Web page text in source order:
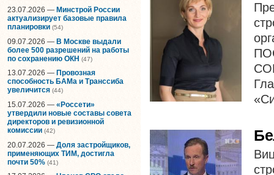
23.07.2026 — Минстрой России
актуализирует базовые правила
планировки (54)
09.07.2026 — В Москве выдали
более 500 разрешений на работы
по сохранению ОКН (47)
13.07.2026 — Провозная
способность БАМа и Транссиба
увеличится (44)
15.07.2026 — «Россети»
утвердили новые составы совета
директоров и ревизионной
комиссии (42)
20.07.2026 — Доля застройщиков,
применяющих ТИМ, достигла
почти 50% (41)